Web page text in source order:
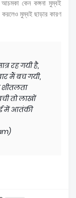
আচমকা কেন কঙ্গনা মুম্বই
করলেও মুম্বই ছাড়ার কারণ
रह गयी है,
मैं बच गयी,
तो लाखों
में आतंकी